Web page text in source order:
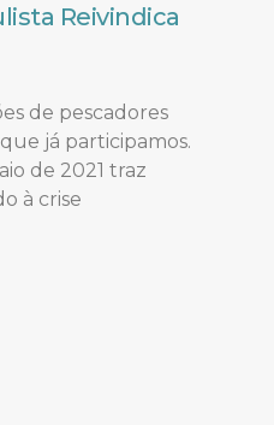
Reivindica
de pescadores
já participamos.
de 2021 traz
à crise